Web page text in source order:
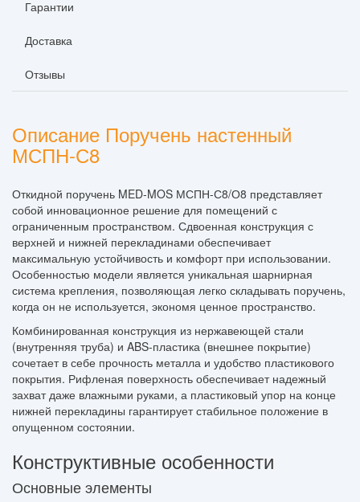
Гарантии
Доставка
Отзывы
Описание Поручень настенный
МСПН-С8
Откидной поручень MED-MOS МСПН-С8/О8 представляет
собой инновационное решение для помещений с
ограниченным пространством. Сдвоенная конструкция с
верхней и нижней перекладинами обеспечивает
максимальную устойчивость и комфорт при использовании.
Особенностью модели является уникальная шарнирная
система крепления, позволяющая легко складывать поручень,
когда он не используется, экономя ценное пространство.
Комбинированная конструкция из нержавеющей стали
(внутренняя труба) и ABS-пластика (внешнее покрытие)
сочетает в себе прочность металла и удобство пластикового
покрытия. Рифленая поверхность обеспечивает надежный
захват даже влажными руками, а пластиковый упор на конце
нижней перекладины гарантирует стабильное положение в
опущенном состоянии.
Конструктивные особенности
Основные элементы